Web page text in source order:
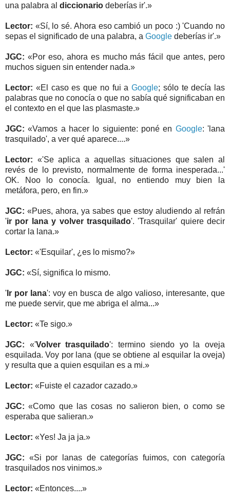
una palabra al diccionario deberías ir'.»
Lector: «Sí, lo sé. Ahora eso cambió un poco :) 'Cuando no
sepas el significado de una palabra, a Google deberías ir'.»
JGC: «Por eso, ahora es mucho más fácil que antes, pero
muchos siguen sin entender nada.»
Lector: «El caso es que no fui a Google; sólo te decía las
palabras que no conocía o que no sabía qué significaban en
el contexto en el que las plasmaste.»
JGC: «Vamos a hacer lo siguiente: poné en Google: 'lana
trasquilado', a ver qué aparece....»
Lector: «'Se aplica a aquellas situaciones que salen al
revés de lo previsto, normalmente de forma inesperada...'
OK. Noo lo conocía. Igual, no entiendo muy bien la
metáfora, pero, en fin.»
JGC: «Pues, ahora, ya sabes que estoy aludiendo al refrán
'ir por lana y volver trasquilado'. 'Trasquilar' quiere decir
cortar la lana.»
Lector: «'Esquilar', ¿es lo mismo?»
JGC: «Sí, significa lo mismo.
' Ir por lana': voy en busca de algo valioso, interesante, que
me puede servir, que me abriga el alma...»
Lector: «Te sigo.»
JGC: «'Volver trasquilado': termino siendo yo la oveja
esquilada. Voy por lana (que se obtiene al esquilar la oveja)
y resulta que a quien esquilan es a mi.»
Lector: «Fuiste el cazador cazado.»
JGC: «Como que las cosas no salieron bien, o como se
esperaba que salieran.»
Lector: «Yes! Ja ja ja.»
JGC: «Si por lanas de categorías fuimos, con categoría
trasquilados nos vinimos.»
Lector: «Entonces....»